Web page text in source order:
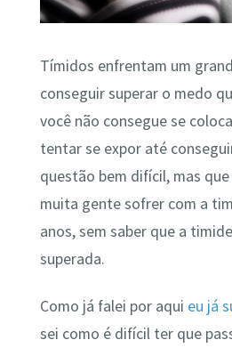
Tímidos enfrentam um
conseguir superar o medo
você não consegue se
tentar se expor até
questão bem difícil, mas
muita gente sofrer com a
anos, sem saber que a
superada.
Como já falei por aqui eu já
sei como é difícil ter que